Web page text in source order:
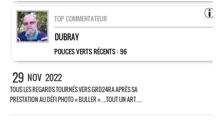
TOP COMMENTATEUR
DUBRAY
POUCES VERTS RÉCENTS :96
29 NOV 2022
TOUS LES REGARDS TOURNÉS VERS GRD24RA APRÈS SA
PRESTATION AU DÉFI PHOTO « BULLER »…..TOUT UN ART…..